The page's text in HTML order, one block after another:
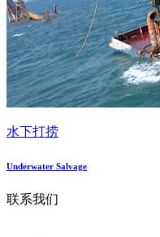
水下打捞
Underwater Salvage
联系我们